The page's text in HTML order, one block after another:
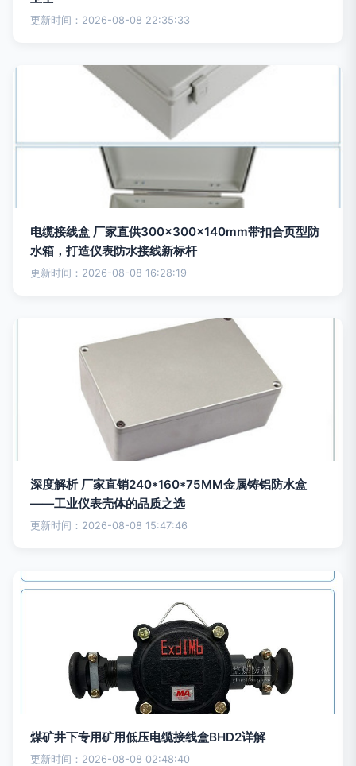
更新时间：2026-08-08 22:35:33
电缆接线盒 厂家直供300×300×140mm带扣合页型防
水箱，打造仪表防水接线新标杆
更新时间：2026-08-08 16:28:19
深度解析 厂家直销240*160*75MM金属铸铝防水盒
——工业仪表壳体的品质之选
更新时间：2026-08-08 15:47:46
煤矿井下专用矿用低压电缆接线盒BHD2详解
更新时间：2026-08-08 02:48:40